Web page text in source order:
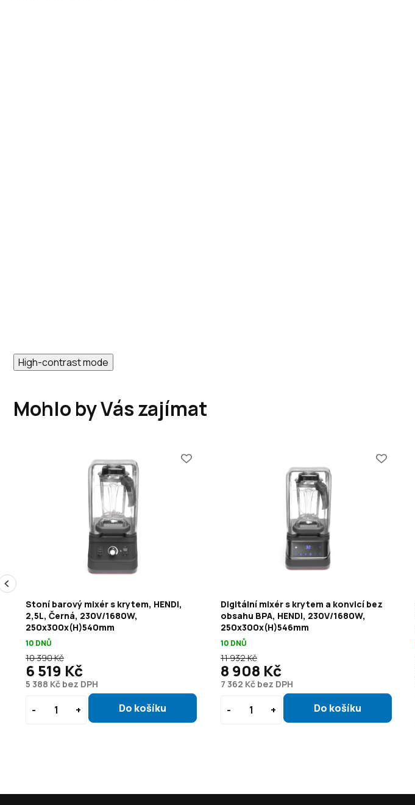
High-contrast mode
Mohlo by Vás zajímat
Stoní barový mixér s krytem, HENDI,
2,5L, Černá, 230V/1680W,
250x300x(H)540mm
10 DNŮ
5 388 Kč bez DPH
10 390 Kč
6 519 Kč
Digitální mixér s krytem a konvicí bez
obsahu BPA, HENDI, 230V/1680W,
250x300x(H)546mm
10 DNŮ
7 362 Kč bez DPH
11 932 Kč
8 908 Kč